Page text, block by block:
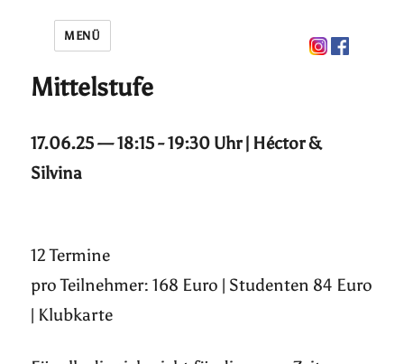
MENÜ
Mittelstufe
17.06.25 — 18:15 - 19:30 Uhr | Héctor &
Silvina
12 Termine
pro Teilnehmer: 168 Euro | Studenten 84 Euro
| Klubkarte